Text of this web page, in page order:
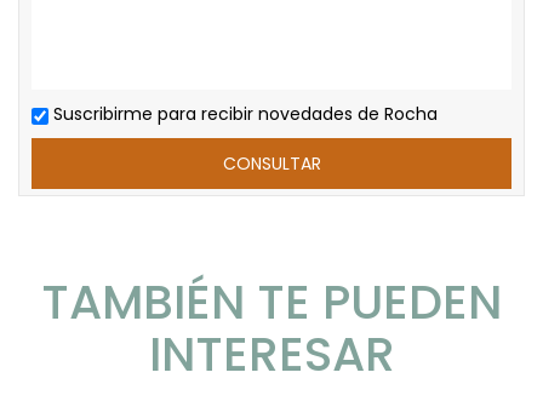
Suscribirme para recibir novedades de Rocha
TAMBIÉN TE PUEDEN
INTERESAR